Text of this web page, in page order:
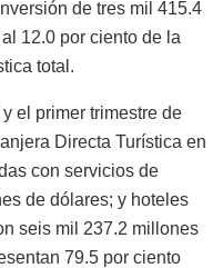
de tres mil 415.4
12.0 por ciento de la
total.
el primer trimestre de
Directa Turística en
con servicios de
de dólares; y hoteles
seis mil 237.2 millones
79.5 por ciento